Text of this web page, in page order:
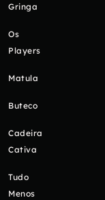
Gringa
Os
Players
Matula
Buteco
Cadeira
Cativa
Tudo
Menos